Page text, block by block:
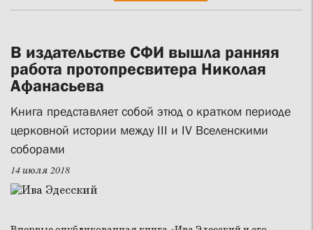
В издательстве СФИ вышла ранняя
работа протопресвитера Николая
Афанасьева
Книга представляет собой этюд о кратком периоде
церковной истории между III и IV Вселенскими
соборами
14 июля 2018